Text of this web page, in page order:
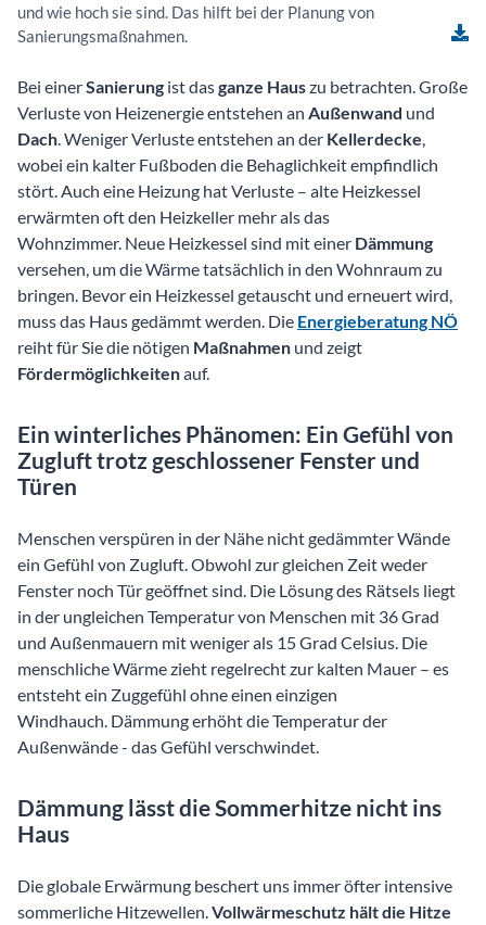
und wie hoch sie sind. Das hilft bei der Planung von
Sanierungsmaßnahmen.
Bei einerSanierung ist dasganze Hauszu betrachten. Große
Verluste von Heizenergie entstehen an Außenwand und
Dach . Weniger Verluste entstehen an der Kellerdecke
wobei ein kalter Fußboden die Behaglichkeit empfindlich
stört. Auch eine Heizung hat Verluste – alte Heizkessel
erwärmten oft den Heizkeller mehr als das
Wohnzimmer. Neue Heizkessel sind mit einer Dämmung
versehen, um die Wärme tatsächlich in den Wohnraum zu
bringen. Bevor ein Heizkessel getauscht und erneuert wird,
muss das Haus gedämmt werden. Die Energieberatung NÖ
reiht für Sie die nötigen Maßnahmen und zeigt
Fördermöglichkeitenauf.
Ein winterliches Phänomen: Ein Gefühl von
Zugluft trotz geschlossener Fenster und
Türen
Menschen verspüren in der Nähe nicht gedämmter Wände
ein Gefühl von Zugluft. Obwohl zur gleichen Zeit weder
Fenster noch Tür geöffnet sind. Die Lösung des Rätsels liegt
in der ungleichen Temperatur von Menschen mit 36 Grad
und Außenmauern mit weniger als 15 Grad Celsius. Die
menschliche Wärme zieht regelrecht zur kalten Mauer – es
entsteht ein Zuggefühl ohne einen einzigen
Windhauch. Dämmung erhöht die Temperatur der
Außenwände - das Gefühl verschwindet.
Dämmung lässt die Sommerhitze nicht ins
Haus
Die globale Erwärmung beschert uns immer öfter intensive
sommerliche Hitzewellen. Vollwärmeschutz hält die Hitze